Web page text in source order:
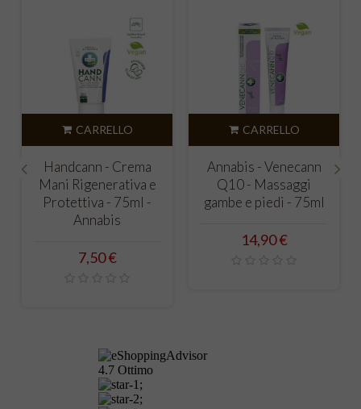
CARRELLO
Handcann - Crema
Mani Rigenerativa e
Protettiva - 75ml -
Annabis
Prezzo
7,50 €
CARRELLO
Annabis - Venecann
Q10 - Massaggi
gambe e piedi - 75ml
Prezzo
14,90 €